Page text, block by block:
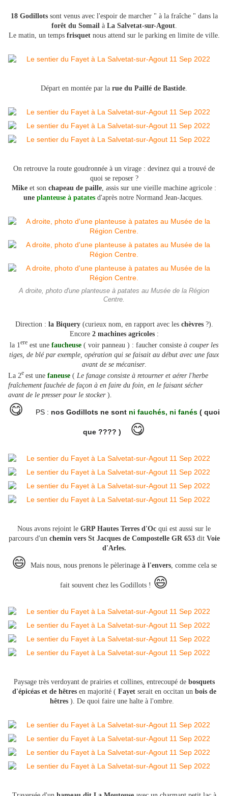
18 Godillotssont venus avec l'espoir de marcher " à la fraîche " dans la
forêt du Somailà La Salvetat-sur-Agout.
Le matin, un temps frisquetnous attend sur le parking en limite de ville.
Départ en montée par la rue du Paillé de Bastide.
On retrouve la route goudronnée à un virage : devinez qui a trouvé de
quoi se reposer ?
Mike et son chapeau de paille, assis sur une vieille machine agricole :
une planteuse à patatesd'après notre Normand Jean-Jacques.
A droite, photo d'une planteuse à patates au Musée de la Région
Centre.
Direction : la Biquery(curieux nom, en rapport avec les chèvres?).
Encore 2 machines agricoles :
la 1 ere est une faucheuse ( voir panneau ) : faucher consiste à couper les
tiges, de blé par exemple, opération qui se faisait au début avec une faux
avant de se mécaniser.
La 2e est une faneuse ( Le fanage consiste à retourner et aérer l'herbe
fraîchement fauchée de façon à en faire du foin, en le faisant sécher
avant de le presser pour le stocker)
😋 PS : nos Godillots ne sont ni fauchés, ni fanés( quoi
que ???? ) 😋
Nous avons rejoint le GRP Hautes Terres d'Oc qui est aussi sur le
parcours d'un chemin vers St Jacques de Compostelle GR 653 ditVoie
d'Arles.
😄 Mais nous, nous prenons le pèlerinage à l'envers, comme cela se
fait souvent chez les Godillots ! 😄
Paysage très verdoyant de prairies et collines, entrecoupé debosquets
d'épicéas et de hêtresen majorité ( Fayetserait en occitan un bois de
hêtres ). De quoi faire une halte à l'ombre.